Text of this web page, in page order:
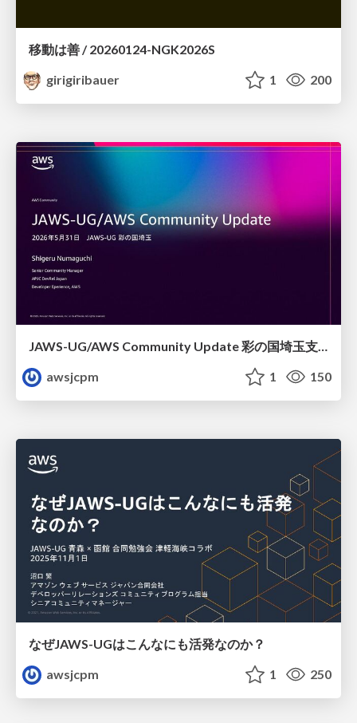
移動は善 / 20260124-NGK2026S
girigiribauer
1 200
JAWS-UG/AWS Community Update 彩の国埼玉支部1周年記念
awsjcpm
1 150
なぜJAWS-UGはこんなにも活発なのか？
awsjcpm
1 250